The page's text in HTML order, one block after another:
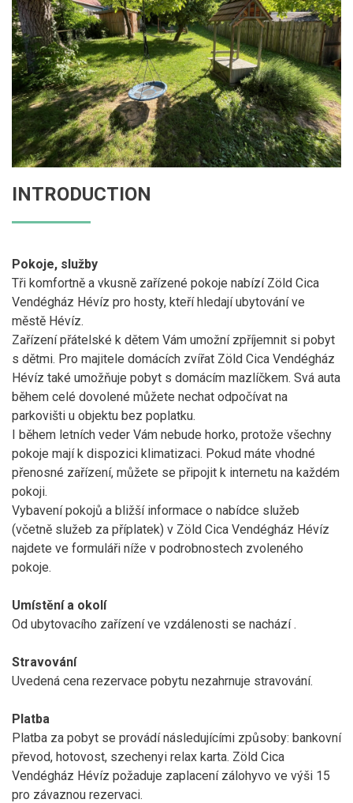
INTRODUCTION
Pokoje, služby
Tři komfortně a vkusně zařízené pokoje nabízí Zöld Cica
Vendégház Hévíz pro hosty, kteří hledají ubytování ve
městě Hévíz.
Zařízení přátelské k dětem Vám umožní zpříjemnit si pobyt
s dětmi. Pro majitele domácích zvířat Zöld Cica Vendégház
Hévíz také umožňuje pobyt s domácím mazlíčkem. Svá auta
během celé dovolené můžete nechat odpočívat na
parkovišti u objektu bez poplatku.
I během letních veder Vám nebude horko, protože všechny
pokoje mají k dispozici klimatizaci. Pokud máte vhodné
přenosné zařízení, můžete se připojit k internetu na každém
pokoji.
Vybavení pokojů a bližší informace o nabídce služeb
(včetně služeb za příplatek) v Zöld Cica Vendégház Hévíz
najdete ve formuláři níže v podrobnostech zvoleného
pokoje.
Umístění a okolí
Od ubytovacího zařízení ve vzdálenosti se nachází .
Stravování
Uvedená cena rezervace pobytu nezahrnuje stravování.
Platba
Platba za pobyt se provádí následujícími způsoby: bankovní
převod, hotovost, szechenyi relax karta. Zöld Cica
Vendégház Hévíz požaduje zaplacení zálohyvo ve výši 15
pro závaznou rezervaci.